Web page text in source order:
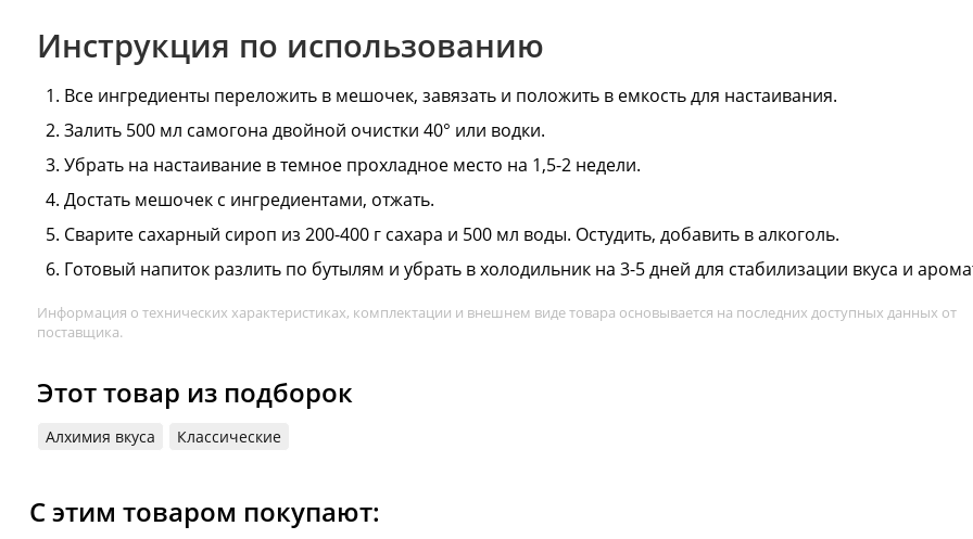
Инструкция по использованию
Все ингредиенты переложить в мешочек, завязать и положить в емкость для настаивания.
Залить 500 мл самогона двойной очистки 40° или водки.
Убрать на настаивание в темное прохладное место на 1,5-2 недели.
Достать мешочек с ингредиентами, отжать.
Сварите сахарный сироп из 200-400 г сахара и 500 мл воды. Остудить, добавить в алкоголь.
Готовый напиток разлить по бутылям и убрать в холодильник на 3-5 дней для стабилизации вкуса и
Информация о технических характеристиках, комплектации и внешнем виде товара основывается на последних доступных данных от
поставщика.
Этот товар из подборок
Алхимия вкуса Классические
С этим товаром покупают: